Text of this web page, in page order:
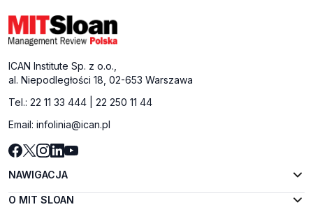
NAWIGACJA
O MIT SLOAN
ICAN Institute Sp. z o.o.,
al. Niepodległości 18, 02-653 Warszawa
Tel.: 22 11 33 444
22 250 11 44
Email: infolinia@ican.pl